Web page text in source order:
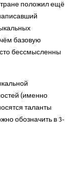
положил ещё
базовую
бессмысленны
(именно
таланты
обозначить в 3-